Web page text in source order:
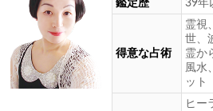
鑑定歴 39年
得意な占術
霊視
世、
霊か
風水
ット
ヒー